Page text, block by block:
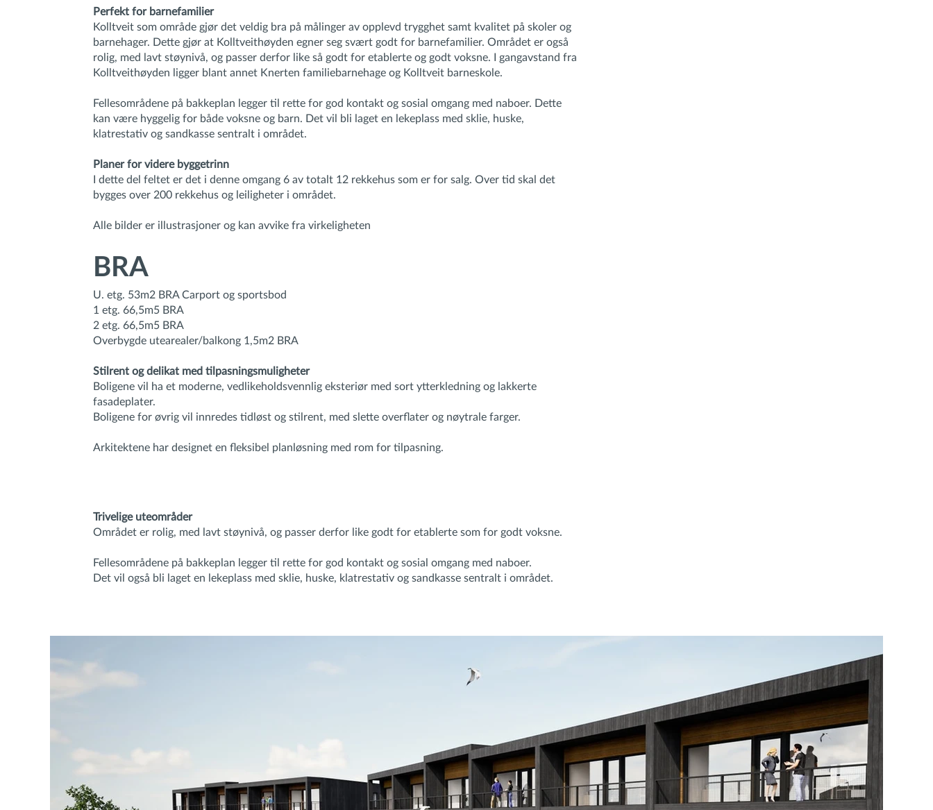
Perfekt for barnefamilier
Kolltveit som område gjør det veldig bra på målinger av opplevd trygghet samt kvalitet på skoler og
barnehager. Dette gjør at Kolltveithøyden egner seg svært godt for barnefamilier. Området er også
rolig, med lavt støynivå, og passer derfor like så godt for etablerte og godt voksne. I gangavstand fra
Kolltveithøyden ligger blant annet Knerten familiebarnehage og Kolltveit barneskole.
Fellesområdene på bakkeplan legger til rette for god kontakt og sosial omgang med naboer. Dette
kan være hyggelig for både voksne og barn. Det vil bli laget en lekeplass med sklie, huske,
klatrestativ og sandkasse sentralt i området.
Planer for videre byggetrinn
I dette del feltet er det i denne omgang 6 av totalt 12 rekkehus som er for salg. Over tid skal det
bygges over 200 rekkehus og leiligheter i området.
Alle bilder er illustrasjoner og kan avvike fra virkeligheten
BRA
U. etg. 53m2 BRA Carport og sportsbod
1 etg. 66,5m5 BRA
2 etg. 66,5m5 BRA
Overbygde utearealer/balkong 1,5m2 BRA
Stilrent og delikat med tilpasningsmuligheter
Boligene vil ha et moderne, vedlikeholdsvennlig eksteriør med sort ytterkledning og lakkerte
fasadeplater.
Boligene for øvrig vil innredes tidløst og stilrent, med slette overflater og nøytrale farger.
Arkitektene har designet en fleksibel planløsning med rom for tilpasning.
Trivelige uteområder
Området er rolig, med lavt støynivå, og passer derfor like godt for etablerte som for godt voksne.
Fellesområdene på bakkeplan legger til rette for god kontakt og sosial omgang med naboer.
Det vil også bli laget en lekeplass med sklie, huske, klatrestativ og sandkasse sentralt i området.